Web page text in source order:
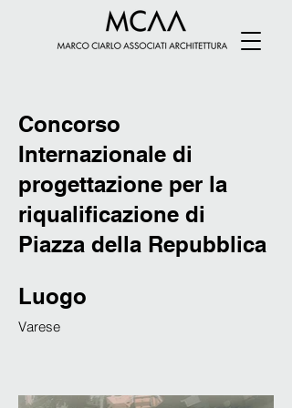
Concorso
Internazionale di
progettazione per la
riqualificazione di
Piazza della Repubblica
Luogo
Varese